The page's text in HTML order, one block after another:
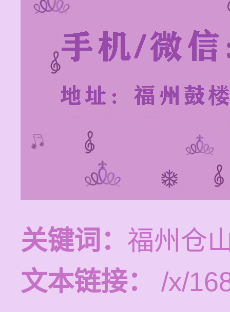
关键词： 福州仓
文本链接：
/x/